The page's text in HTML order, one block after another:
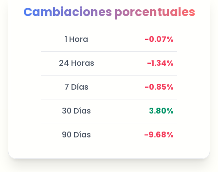
Cambiaciones porcentuales
1 Hora -0.07%
24 Horas -1.34%
7 Días -0.85%
30 Días 3.80%
90 Días -9.68%